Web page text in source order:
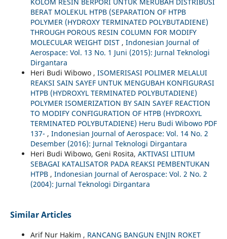
BERAT MOLEKUL HTPB (SEPARATION OF HTPB
POLYMER (HYDROXY TERMINATED POLYBUTADIENE)
THROUGH POROUS RESIN COLUMN FOR MODIFY
MOLECULAR WEIGHT DIST , Indonesian Journal of
Aerospace: Vol. 13 No. 1 Juni (2015): Jurnal Teknologi
Dirgantara
Heri Budi Wibowo , ISOMERISASI POLIMER MELALUI
REAKSI SAIN SAYEF UNTUK MENGUBAH KONFIGURASI
HTPB (HYDROXYL TERMINATED POLYBUTADIENE)
POLYMER ISOMERIZATION BY SAIN SAYEF REACTION
TO MODIFY CONFIGURATION OF HTPB (HYDROXYL
TERMINATED POLYBUTADIENE) Heru Budi Wibowo PDF
137- , Indonesian Journal of Aerospace: Vol. 14 No. 2
Desember (2016): Jurnal Teknologi Dirgantara
Heri Budi Wibowo, Geni Rosita, AKTIVASI LITIUM
SEBAGAI KATALISATOR PADA REAKSI PEMBENTUKAN
HTPB , Indonesian Journal of Aerospace: Vol. 2 No. 2
(2004): Jurnal Teknologi Dirgantara
Similar Articles
Arif Nur Hakim , RANCANG BANGUN ENJIN ROKET